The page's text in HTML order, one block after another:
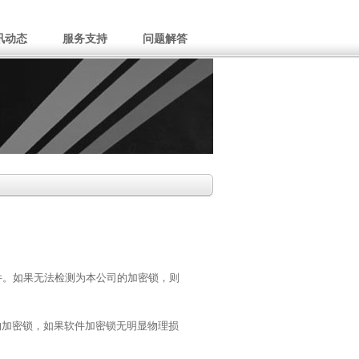
动态 服务支持 问题解答
如果无法检测为本公司的加密锁，则
密锁，如果软件加密锁无明显物理损